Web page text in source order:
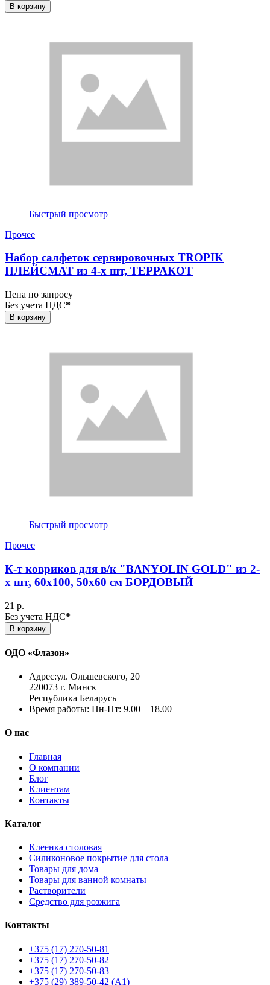
В корзину
Быстрый просмотр
Прочее
Набор салфеток сервировочных TROPIK
ПЛЕЙСМАТ из 4-х шт, ТЕРРАКОТ
Цена по запросу
Без учета НДС*
В корзину
Быстрый просмотр
Прочее
К-т ковриков для в/к "BANYOLIN GOLD" из 2-
х шт, 60х100, 50х60 см БОРДОВЫЙ
21 р.
Без учета НДС*
В корзину
ОДО «Флазон»
Адрес:ул. Ольшевского, 20
220073 г. Минск
Республика Беларусь
Время работы: Пн-Пт: 9.00 – 18.00
О нас
Главная
О компании
Блог
Клиентам
Контакты
Каталог
Клеенка столовая
Силиконовое покрытие для стола
Товары для дома
Товары для ванной комнаты
Растворители
Средство для розжига
Контакты
+375 (17) 270-50-81
+375 (17) 270-50-82
+375 (17) 270-50-83
+375 (29) 389-50-42 (А1)